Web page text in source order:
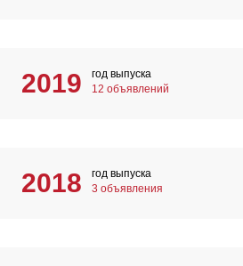
2019
год выпуска
12 объявлений
2018
год выпуска
3 объявления